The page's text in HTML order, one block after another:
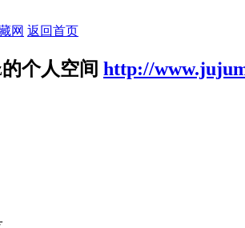
网 返回首页
个人空间 http://